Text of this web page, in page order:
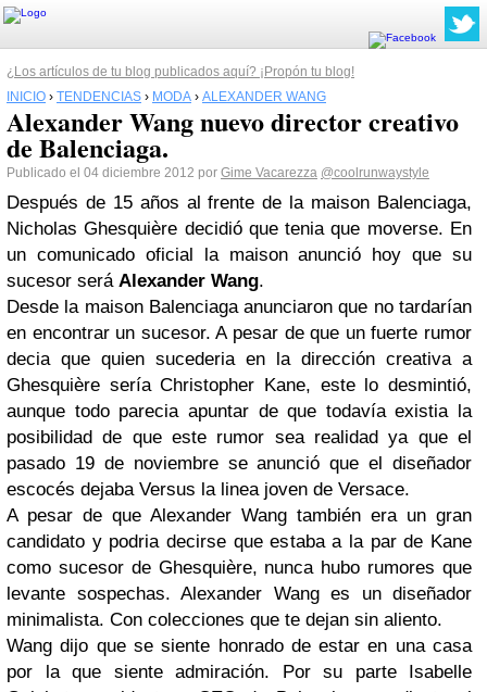
¿Los artículos de tu blog publicados aquí? ¡Propón tu blog!
INICIO › TENDENCIAS › MODA › ALEXANDER WANG
Alexander Wang nuevo director creativo
de Balenciaga.
Publicado el 04 diciembre 2012 por Gime Vacarezza @coolrunwaystyle
Después de 15 años al frente de la maison Balenciaga,
Nicholas Ghesquière decidió que tenia que moverse. En
un comunicado oficial la maison anunció hoy que su
sucesor será Alexander Wang.
Desde la maison Balenciaga anunciaron que no tardarían
en encontrar un sucesor. A pesar de que un fuerte rumor
decia que quien sucederia en la dirección creativa a
Ghesquière sería Christopher Kane, este lo desmintió,
aunque todo parecia apuntar de que todavía existia la
posibilidad de que este rumor sea realidad ya que el
pasado 19 de noviembre se anunció que el diseñador
escocés dejaba Versus la linea joven de Versace.
A pesar de que Alexander Wang también era un gran
candidato y podria decirse que estaba a la par de Kane
como sucesor de Ghesquière, nunca hubo rumores que
levante sospechas. Alexander Wang es un diseñador
minimalista. Con colecciones que te dejan sin aliento.
Wang dijo que se siente honrado de estar en una casa
por la que siente admiración. Por su parte Isabelle